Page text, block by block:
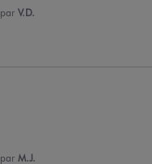
par V.D.
par M.J.